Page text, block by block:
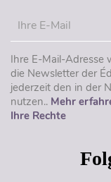
Ihre E-Mail-Adresse
die Newsletter der
jederzeit den in der
nutzen.. Mehr
Ihre Rechte